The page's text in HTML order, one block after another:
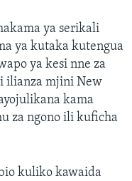
ya serikali
ya kutaka kutengua
ya kesi nne za
ilianza mjini New
kama
za ngono ili kuficha
kuliko kawaida